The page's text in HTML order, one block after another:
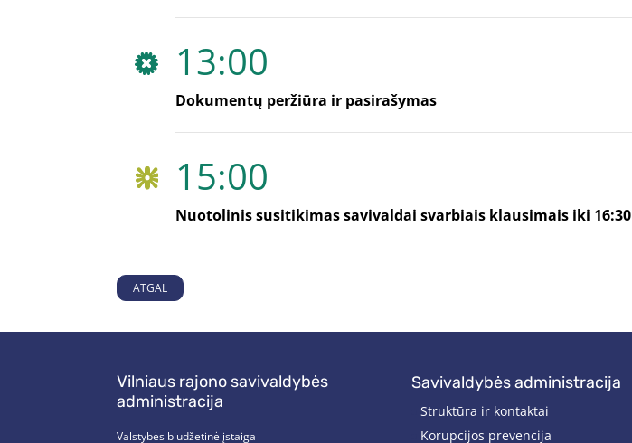
13:00
Dokumentų peržiūra ir pasirašymas
15:00
Nuotolinis susitikimas savivaldai svarbiais klausimais iki 16:30
ATGAL
Vilniaus rajono savivaldybės
administracija
Valstybės biudžetinė įstaiga
savivaldybės administracija
Struktūra ir kontaktai
Korupcijos prevencija